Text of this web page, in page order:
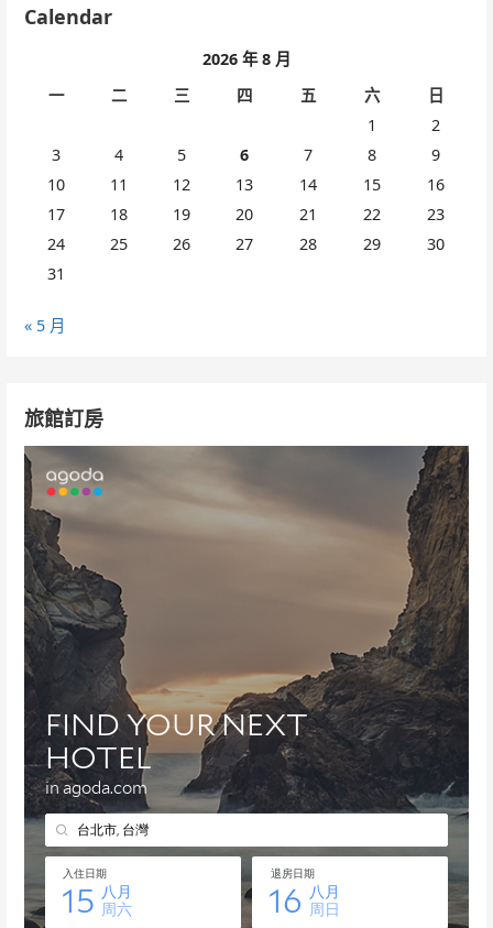
Calendar
2026 年 8 月
一
二 三 四 五 六
日
1
2
3
4 5 6 7 8
9
10
11 12 13 14 15
16
17
18 19 20 21 22
23
24
25 26 27 28 29
30
31
« 5 月
旅館訂房